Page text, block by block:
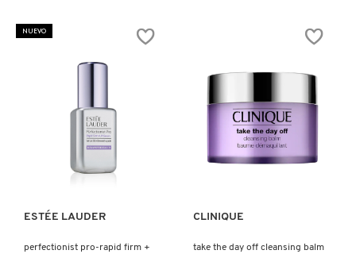
NUEVO
Ver más
ESTÉE LAUDER
perfectionist pro-rapid firm +
Ver más
CLINIQUE
take the day off cleansing balm